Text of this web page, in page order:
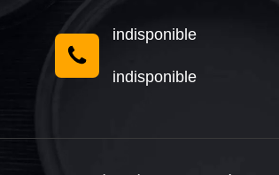
indisponible
indisponible